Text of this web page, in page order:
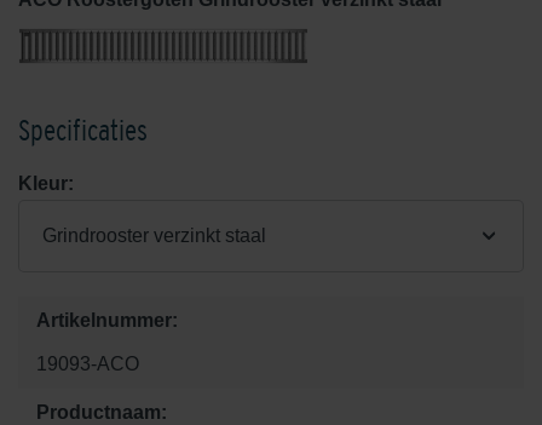
Specificaties
Kleur:
Grindrooster verzinkt staal
Artikelnummer:
19093-ACO
Productnaam: